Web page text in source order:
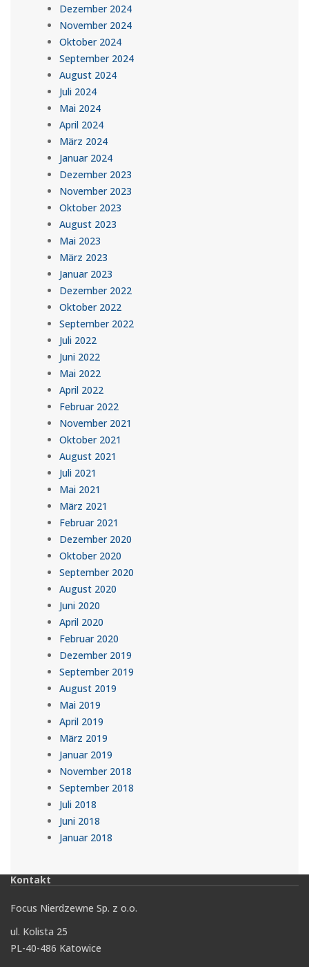
Dezember 2024
November 2024
Oktober 2024
September 2024
August 2024
Juli 2024
Mai 2024
April 2024
März 2024
Januar 2024
Dezember 2023
November 2023
Oktober 2023
August 2023
Mai 2023
März 2023
Januar 2023
Dezember 2022
Oktober 2022
September 2022
Juli 2022
Juni 2022
Mai 2022
April 2022
Februar 2022
November 2021
Oktober 2021
August 2021
Juli 2021
Mai 2021
März 2021
Februar 2021
Dezember 2020
Oktober 2020
September 2020
August 2020
Juni 2020
April 2020
Februar 2020
Dezember 2019
September 2019
August 2019
Mai 2019
April 2019
März 2019
Januar 2019
November 2018
September 2018
Juli 2018
Juni 2018
Januar 2018
Kontakt
Focus Nierdzewne Sp. z o.o.
ul. Kolista 25
PL-40-486 Katowice